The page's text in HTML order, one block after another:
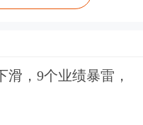
。”他说。
”是调整宏观政
，9个业绩暴雷，